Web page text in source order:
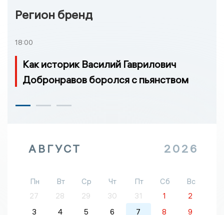
Регион бренд
18:00
Как историк Василий Гаврилович
Добронравов боролся с пьянством
АВГУСТ 2026
Пн Вт Ср Чт Пт Сб
Вс
27
28 29 30 31 1
2
3
4 5 6 7 8 9